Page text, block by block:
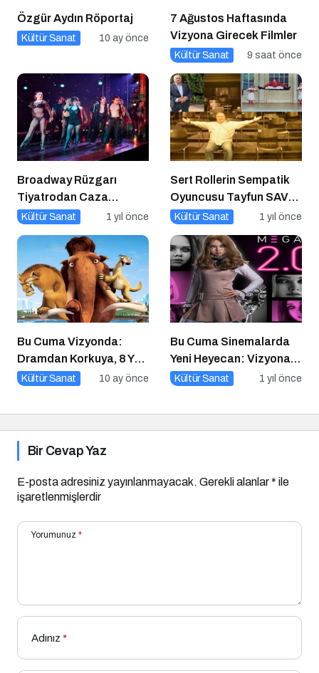
Özgür Aydın Röportaj
Kültür Sanat 10 ay önce
7 Ağustos Haftasında
Vizyona Girecek Filmler
Kültür Sanat 9 saat önce
Broadway Rüzgarı
Tiyatrodan Caza
Dopdolu Bir Program
Kültür Sanat 1 yıl önce
Sert Rollerin Sempatik
Oyuncusu Tayfun SAV
ile Söyleşi
Kültür Sanat 1 yıl önce
Bu Cuma Vizyonda:
Dramdan Korkuya, 8 Yeni
Film Sinemaseverlerle
Kültür Sanat 10 ay önce
Bu Cuma Sinemalarda
Yeni Heyecan: Vizyona
Girecek Filmler Belli
Kültür Sanat 1 yıl önce
Bir Cevap Yaz
E-posta adresiniz yayınlanmayacak. Gerekli alanlar* ile
işaretlenmişlerdir
Yorumunuz *
Adınız *